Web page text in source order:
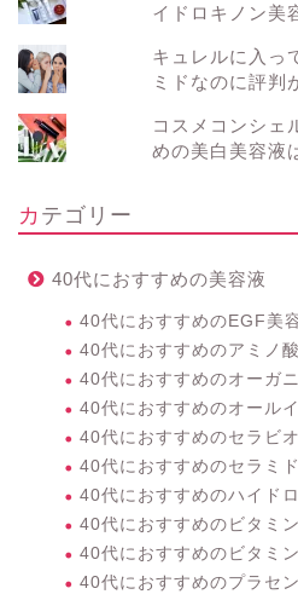
イドロキノン美
キュレルに入っ
ミドなのに評判
コスメコンシェ
めの美白美容液
カテゴリー
40代におすすめの美容液
40代におすすめのEGF美
40代におすすめのアミノ
40代におすすめのオーガ
40代におすすめのオール
40代におすすめのセラビ
40代におすすめのセラミ
40代におすすめのハイド
40代におすすめのビタミ
40代におすすめのビタミ
40代におすすめのプラセ